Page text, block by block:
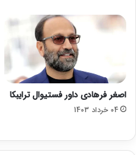
ا
ر
د
ن
د
اصغر فرهادی داور فستیوال ترایبکا
04 خرداد 1403